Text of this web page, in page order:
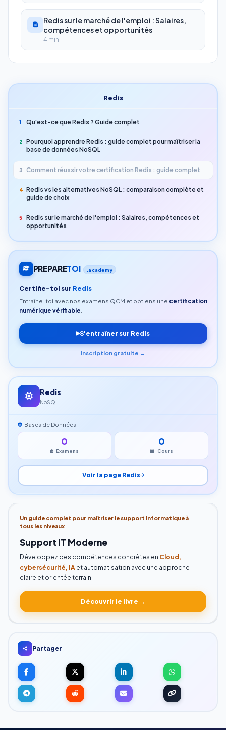
Redis sur le marché de l'emploi : Salaires,
compétences et opportunités
4 min
Redis
1 Qu'est-ce que Redis ? Guide complet
2
Pourquoi apprendre Redis : guide complet pour maîtriser la
base de données NoSQL
3 Comment réussir votre certification Redis : guide complet
4 Redis vs les alternatives NoSQL : comparaison complète et
guide de choix
5
Redis sur le marché de l'emploi : Salaires, compétences et
opportunités
PREPARETOI .academy
Certifie-toi sur Redis
Entraîne-toi avec nos examens QCM et obtiens une certification
numérique vérifiable
S'entraîner sur Redis
Inscription gratuite →
Redis
NoSQL
Bases de Données
0
Examens
0
Cours
Voir la page Redis
Un guide complet pour maîtriser le support informatique à
tous les niveaux
Support IT Moderne
Développez des compétences concrètes en Cloud,
cybersécurité, IA et automatisation avec une approche
claire et orientée terrain.
Découvrir le livre →
Partager